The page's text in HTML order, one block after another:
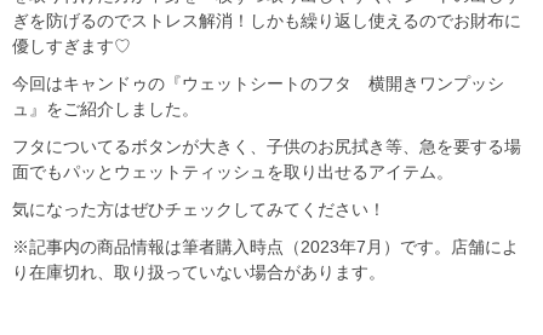
ぎを防げるのでストレス解消！しかも繰り返し使えるのでお財布に
優しすぎます♡
今回はキャンドゥの『ウェットシートのフタ 横開きワンプッシ
ュ』をご紹介しました。
フタについてるボタンが大きく、子供のお尻拭き等、急を要する場
面でもパッとウェットティッシュを取り出せるアイテム。
気になった方はぜひチェックしてみてください！
※記事内の商品情報は筆者購入時点（2023年7月）です。店舗によ
り在庫切れ、取り扱っていない場合があります。